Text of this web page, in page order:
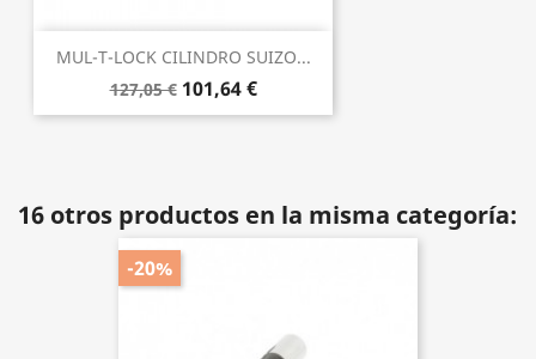
MUL-T-LOCK CILINDRO SUIZO...
127,05 € 101,64 €
16 otros productos en la misma categoría:
-20%